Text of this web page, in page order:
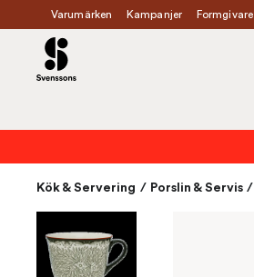
Varumärken Kampanjer Formgivare
Kök & Servering / Porslin & Servis /